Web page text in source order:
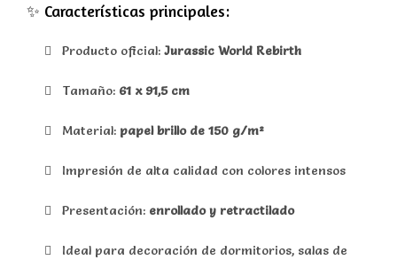
✨ Características principales:
Producto oficial: Jurassic World Rebirth
Tamaño: 61 x 91,5 cm
Material: papel brillo de 150 g/m²
Impresión de alta calidad con colores intensos
Presentación: enrollado y retractilado
Ideal para decoración de dormitorios, salas de